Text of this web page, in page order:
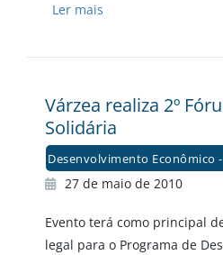
Ler mais
Várzea realiza 2º
Solidária
Desenvolvimento Econômico
27 de maio de 2010
Evento terá como principal
legal para o Programa de